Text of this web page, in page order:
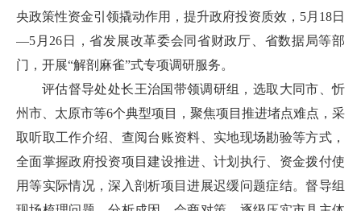
央政策性资金引领撬动作用，提升政府投资质效，5月18日
—5月26日，省发展改革委会同省财政厅、省数据局等部
门，开展“解剖麻雀”式专项调研服务。
评估督导处处长王治国带领调研组，选取大同市、忻
州市、太原市等6个典型项目，聚焦项目推进堵点难点，采
取听取工作介绍、查阅台账资料、实地现场勘验等方式，
全面掌握政府投资项目建设推进、计划执行、资金拨付使
用等实际情况，深入剖析项目进展迟缓问题症结。督导组